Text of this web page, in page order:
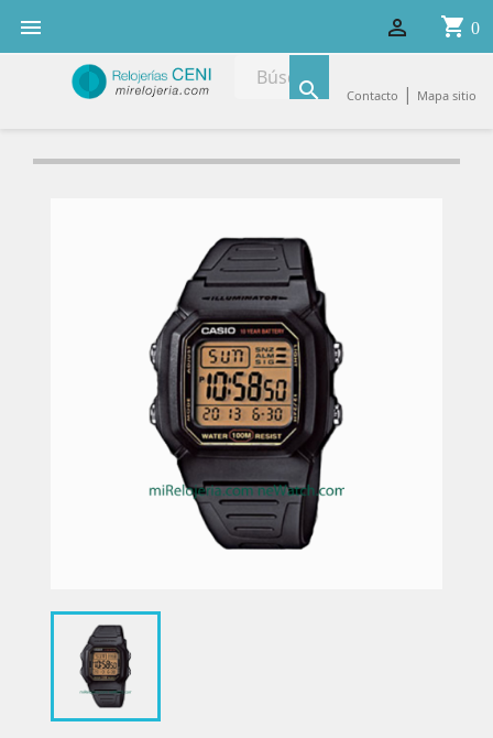
 shopping_cart 0

 Contacto | Mapa sitio